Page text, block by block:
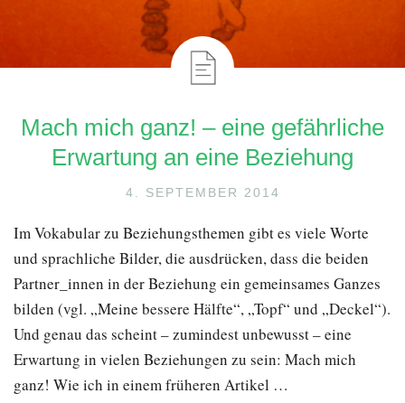
Mach mich ganz! – eine gefährliche
Erwartung an eine Beziehung
4. SEPTEMBER 2014
Im Vokabular zu Beziehungsthemen gibt es viele Worte
und sprachliche Bilder, die ausdrücken, dass die beiden
Partner_innen in der Beziehung ein gemeinsames Ganzes
bilden (vgl. „Meine bessere Hälfte“, „Topf“ und „Deckel“).
Und genau das scheint – zumindest unbewusst – eine
Erwartung in vielen Beziehungen zu sein: Mach mich
ganz! Wie ich in einem früheren Artikel …